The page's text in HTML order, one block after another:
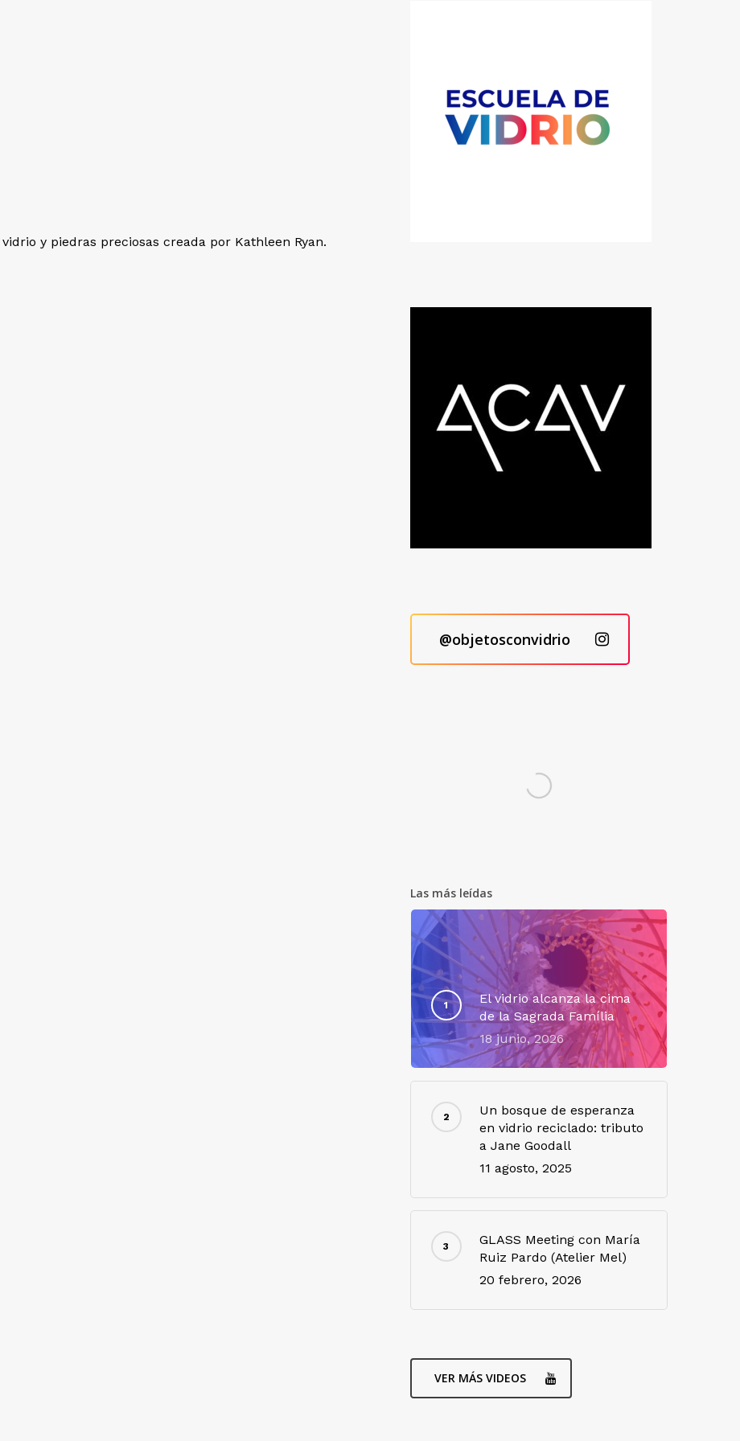
y piedras preciosas creada por Kathleen Ryan.
@objetosconvidrio
Las más leídas
El vidrio alcanza la cima
de la Sagrada Família
18 junio, 2026
Un bosque de esperanza
en vidrio reciclado: tributo
a Jane Goodall
11 agosto, 2025
GLASS Meeting con María
Ruiz Pardo (Atelier Mel)
20 febrero, 2026
VER MÁS VIDEOS